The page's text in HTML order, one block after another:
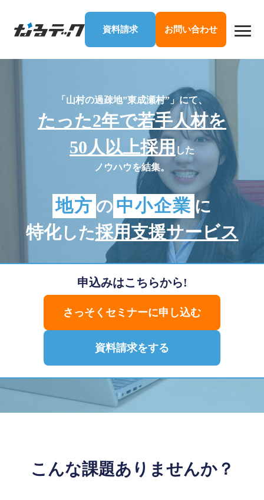
資料請求 お問い合わせ
「山村の過疎地”東成瀬村”」にて、
たった2年で若手人材を
50人以上採用した
ノウハウを結集。
地方 の 中小企業 に
特化した採用支援サービス
申込みはこちらから!
さっそくセミナーに申し込む
資料請求をする
こんな課題ありませんか？